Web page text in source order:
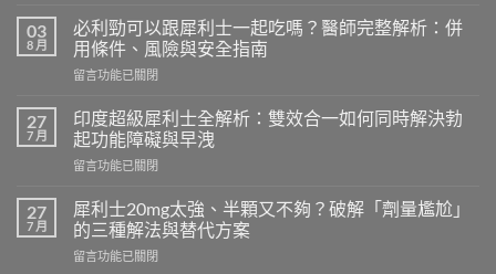
利
勁
療
程
要
多
久？
完
指
南：
港
03
8 月
必利勁可以跟犀利士一起吃嗎？醫師完整解析：併
用條件、風險與安全指南
在
利
勁
可
以
犀
利
士
一
留言功能已關閉
27
7 月
印度超級犀利士全解析：雙效合一如何同時解決勃
起功能障礙與早洩
在
度
超
級
犀
留言功能已關閉
27
7 月
犀利士20mg太強、半顆又不夠？破解「劑量尷尬」
的三種解法與替代方案
在
留言功能已關閉